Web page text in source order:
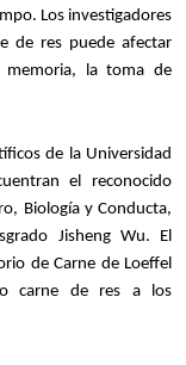
Los investigadores
de res puede afectar
memoria, la toma de
de la Universidad
el reconocido
Biología y Conducta,
Jisheng Wu. El
de Carne de Loeffel
carne de res a los